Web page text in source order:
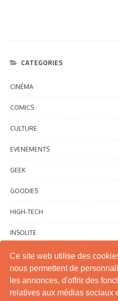
Ce site web utilise des
nous permettent de
les annonces, d'offrir des
relatives aux médias sociaux
CATEGORIES
CINÉMA
COMICS
CULTURE
EVENEMENTS
GEEK
GOODIES
HIGH-TECH
INSOLITE
INTERNET
JEUX DE SOCIÉTÉ
JEUX VIDÉO